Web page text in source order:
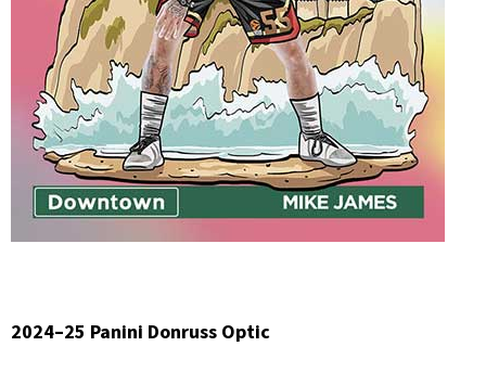
2024–25 Panini Donruss Optic